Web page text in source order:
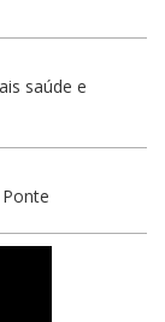
saúde e